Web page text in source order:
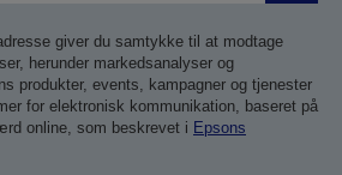
giver du samtykke til at modtage
herunder markedsanalyser og
produkter, events, kampagner og tjenester
for elektronisk kommunikation, baseret på
online, som beskrevet i Epsons